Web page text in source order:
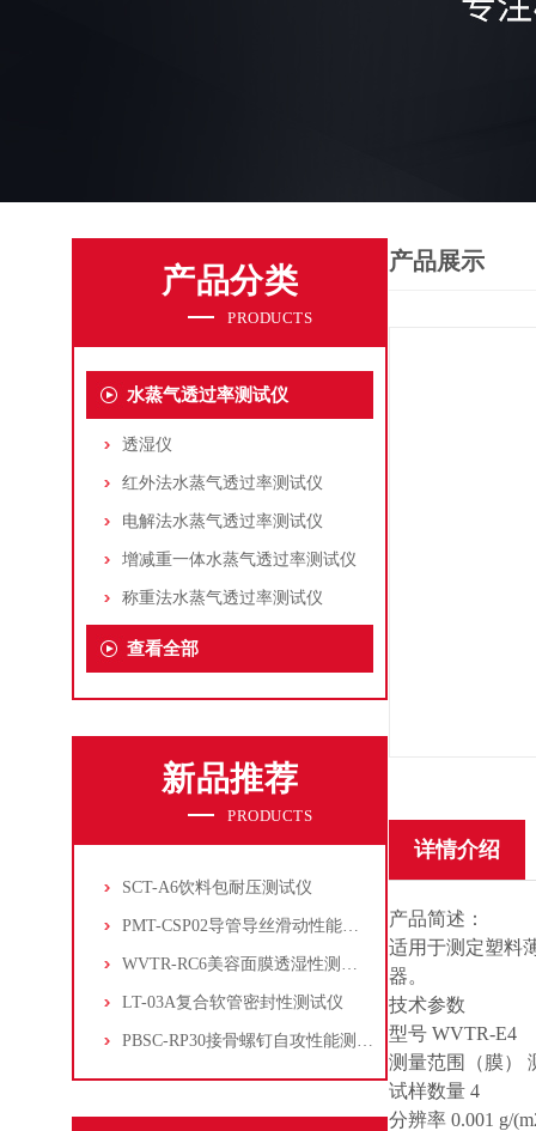
产品分类
PRODUCTS
水蒸气透过率测试仪
透湿仪
红外法水蒸气透过率测试仪
电解法水蒸气透过率测试仪
增减重一体水蒸气透过率测试仪
称重法水蒸气透过率测试仪
查看全部
新品推荐
PRODUCTS
SCT-A6饮料包耐压测试仪
PMT-CSP02导管导丝滑动性能测试仪
WVTR-RC6美容面膜透湿性测试仪
LT-03A复合软管密封性测试仪
PBSC-RP30接骨螺钉自攻性能测试‌仪
产品展示
详情介绍
产品简述：
适用于测定塑料
器。
技术参数
型号 WVTR-E4
测量范围（膜）
试样数量 4
分辨率 0.001 g/